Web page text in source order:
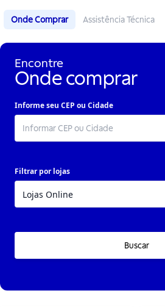
Onde Comprar Assistência Técnica
Encontre
Onde comprar
Informe seu CEP ou Cidade
Filtrar por lojas
Buscar